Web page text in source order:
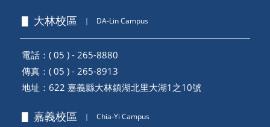
▋ 大林校區 ｜ DA-Lin Campus
電話：( 05 ) - 265-8880
傳真：( 05 ) - 265-8913
地址： 622 嘉義縣大林鎮湖北里大湖1之10號
▋ 嘉義校區 ｜ Chia-Yi Campus